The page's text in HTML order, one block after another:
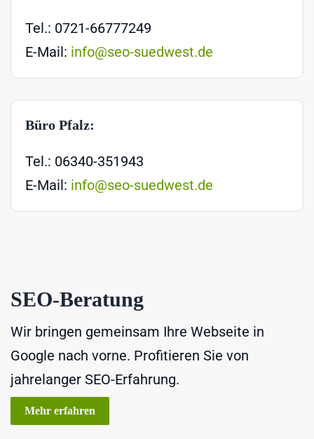
Tel.: 0721-66777249
E-Mail: info@seo-suedwest.de
Büro Pfalz:
Tel.: 06340-351943
E-Mail: info@seo-suedwest.de
SEO-Beratung
Wir bringen gemeinsam Ihre Webseite in
Google nach vorne. Profitieren Sie von
jahrelanger SEO-Erfahrung.
Mehr erfahren